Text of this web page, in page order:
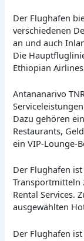
Der Flughafen
verschiedenen
an und auch
Die
Ethiopian
Antananarivo
Dazu gehören
Restaurants,
ein VIP-Lounge-
Der Flughafen
Transportmitteln
Rental Services.
ausgewählten
Der Flughafen